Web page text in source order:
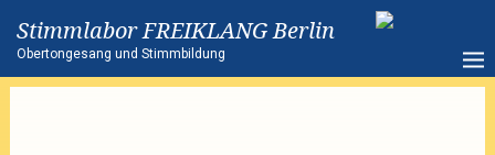
Stimmlabor FREIKLANG Berlin
Obertongesang und Stimmbildung